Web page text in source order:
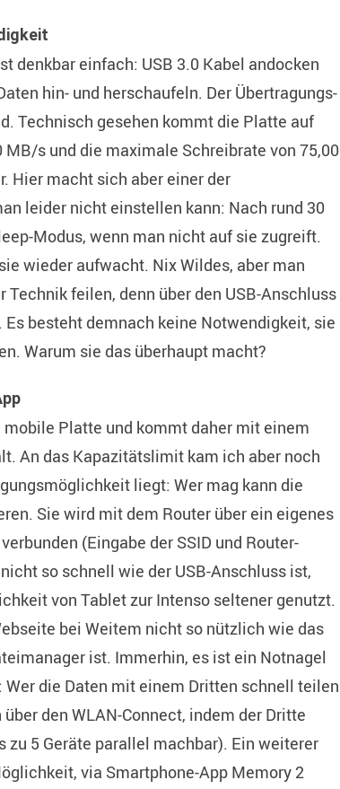
denkbar einfach: USB 3.0 Kabel andocken
hin- und herschaufeln. Der Übertragungs-
Technisch gesehen kommt die Platte auf
s und die maximale Schreibrate von 75,00
Hier macht sich aber einer der
leider nicht einstellen kann: Nach rund 30
Modus, wenn man nicht auf sie zugreift.
wieder aufwacht. Nix Wildes, aber man
feilen, denn über den USB-Anschluss
besteht demnach keine Notwendigkeit, sie
Warum sie das überhaupt macht?
Platte und kommt daher mit einem
An das Kapazitätslimit kam ich aber noch
liegt: Wer mag kann die
Sie wird mit dem Router über ein eigenes
(Eingabe der SSID und Router-
so schnell wie der USB-Anschluss ist,
von Tablet zur Intenso seltener genutzt.
bei Weitem nicht so nützlich wie das
ist. Immerhin, es ist ein Notnagel
die Daten mit einem Dritten schnell teilen
den WLAN-Connect, indem der Dritte
5 Geräte parallel machbar). Ein weiterer
via Smartphone-App Memory 2